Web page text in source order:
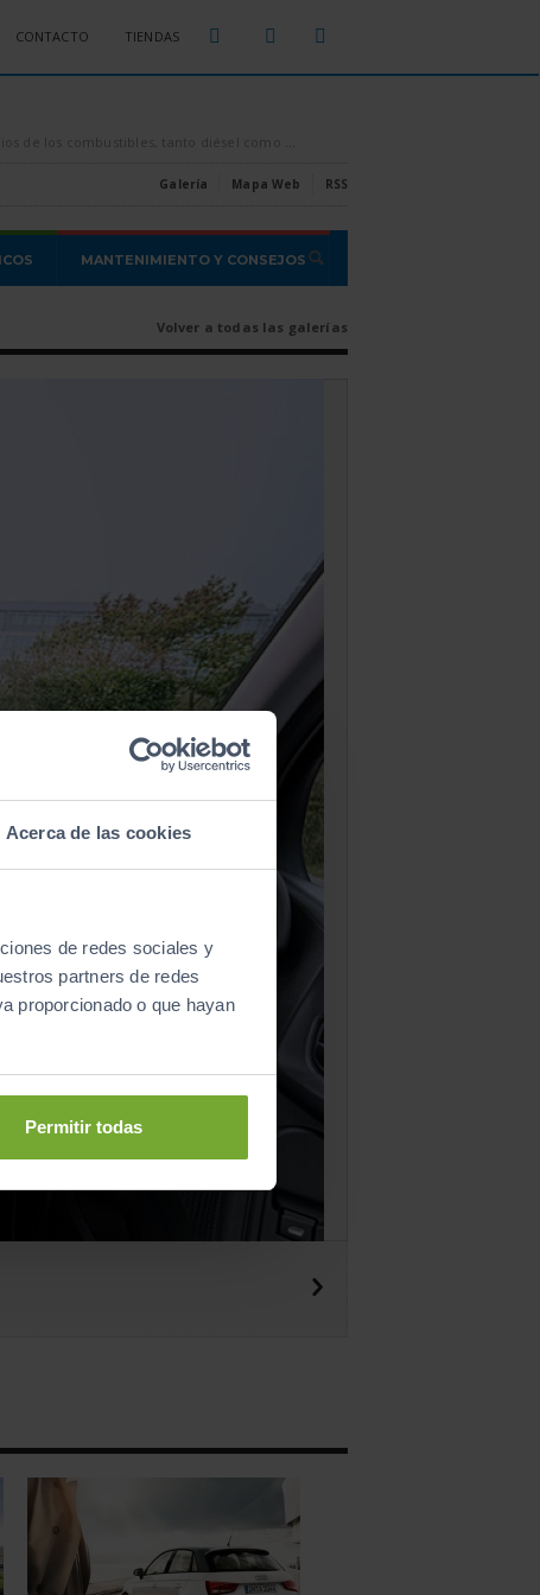
Acerca de las cookies
de redes sociales y
partners de redes
proporcionado o que hayan
Permitir todas
CONTACTO TIENDAS
por los aires, es conveniente intentar ahorrar todo el combustible que se pueda, [...]
Galería Mapa Web RSS
MANTENIMIENTO Y CONSEJOS
Volver a todas las galerías
